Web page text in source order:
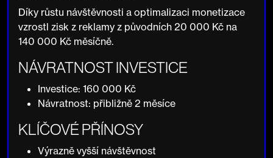
Díky růstu návštěvnosti a optimalizaci monetizace
vzrostl zisk z reklamy z původních 20 000 Kč na
140 000 Kč měsíčně.
NÁVRATNOST INVESTICE
Investice: 160 000 Kč
Návratnost: přibližně 2 měsíce
KLÍČOVÉ PŘÍNOSY
Výrazně vyšší návštěvnost